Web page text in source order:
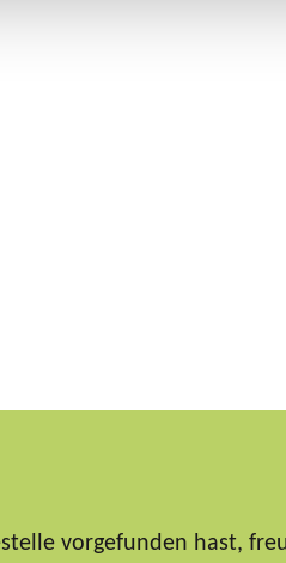
vorgefunden hast,